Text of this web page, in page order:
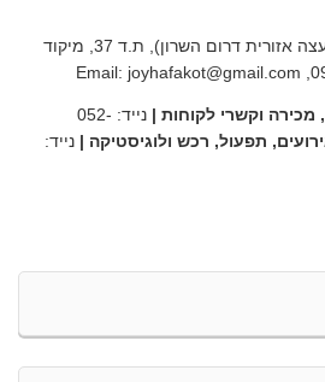
כתובתנו: מושב צור נתן, (מועצה אזורית דרום השרון), ת.ד 37, מיקוד
joyhafakot@gmail.com
וקשרי לקוחות | נייד: 052-
תפעול, רכש ולוגיסטיקה | נייד: